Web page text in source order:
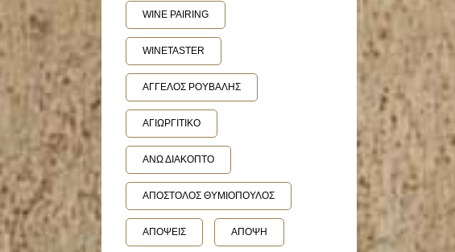
WINE PAIRING
WINETASTER
ΑΓΓΕΛΟΣ ΡΟΥΒΑΛΗΣ
ΑΓΙΩΡΓΙΤΙΚΟ
ΑΝΩ ΔΙΑΚΟΠΤΟ
ΑΠΟΣΤΟΛΟΣ ΘΥΜΙΟΠΟΥΛΟΣ
ΑΠΟΨΕΙΣ ΑΠΟΨΗ